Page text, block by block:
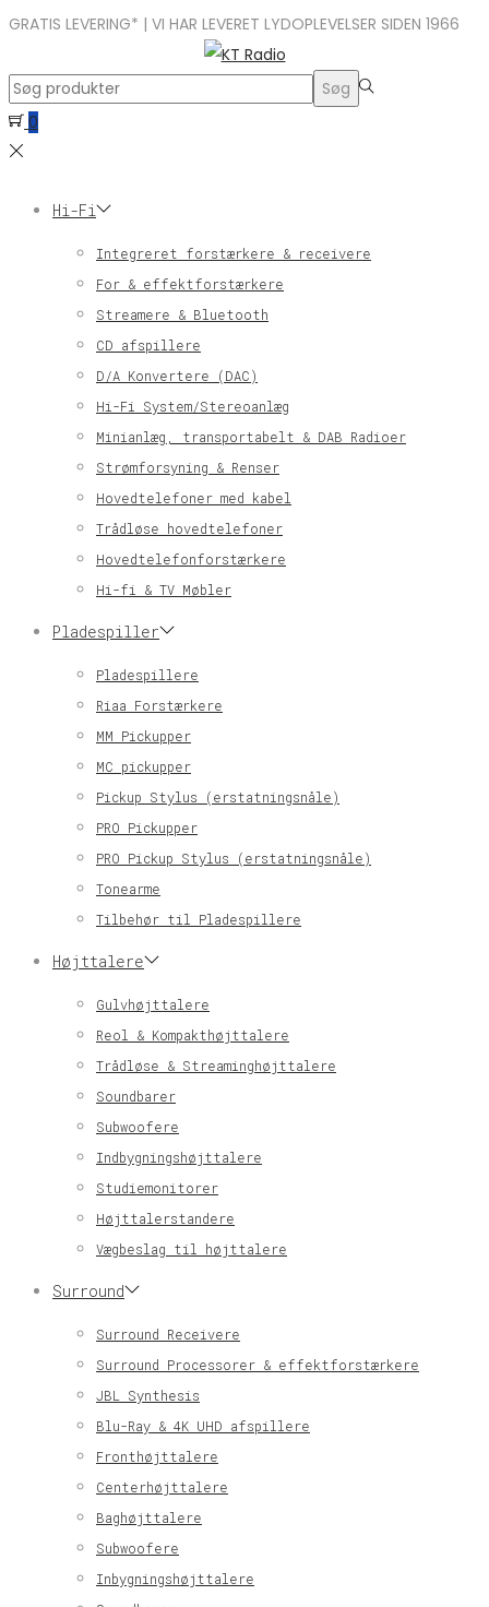
GRATIS LEVERING* | VI HAR LEVERET LYDOPLEVELSER SIDEN 1966
Search
for:>
Søg
0
Hi-Fi
Integreret forstærkere & receivere
For & effektforstærkere
Streamere & Bluetooth
CD afspillere
D/A Konvertere (DAC)
Hi-Fi System/Stereoanlæg
Minianlæg, transportabelt & DAB Radioer
Strømforsyning & Renser
Hovedtelefoner med kabel
Trådløse hovedtelefoner
Hovedtelefonforstærkere
Hi-fi & TV Møbler
Pladespiller
Pladespillere
Riaa Forstærkere
MM Pickupper
MC pickupper
Pickup Stylus (erstatningsnåle)
PRO Pickupper
PRO Pickup Stylus (erstatningsnåle)
Tonearme
Tilbehør til Pladespillere
Højttalere
Gulvhøjttalere
Reol & Kompakthøjttalere
Trådløse & Streaminghøjttalere
Soundbarer
Subwoofere
Indbygningshøjttalere
Studiemonitorer
Højttalerstandere
Vægbeslag til højttalere
Surround
Surround Receivere
Surround Processorer & effektforstærkere
JBL Synthesis
Blu-Ray & 4K UHD afspillere
Fronthøjttalere
Centerhøjttalere
Baghøjttalere
Subwoofere
Inbygningshøjttalere